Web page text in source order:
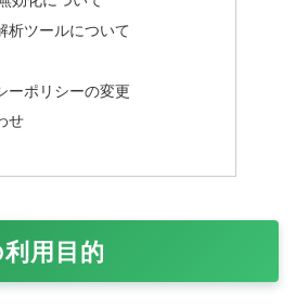
析ツールについて
ーポリシーの変更
せ
用目的